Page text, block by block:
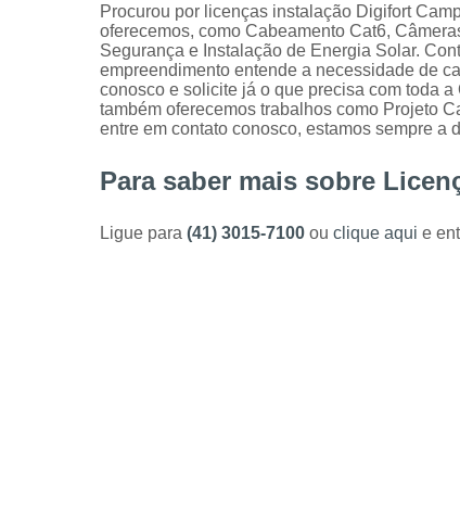
Procurou por licenças instalação Digifort
oferecemos, como Cabeamento Cat6,
Segurança e Instalação de Energia Solar.
empreendimento entende a necessidade de
conosco e solicite já o que precisa com toda
também oferecemos trabalhos como Projeto
entre em contato conosco, estamos sempre a
Para saber mais sobre
Ligue para (41) 3015-7100 ou clique aqui e